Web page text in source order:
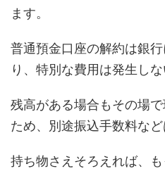
ます。
普通預金口座の解約は銀
り、特別な費用は発生しな
残高がある場合もその場
ため、別途振込手数料など
持ち物さえそろえれば、